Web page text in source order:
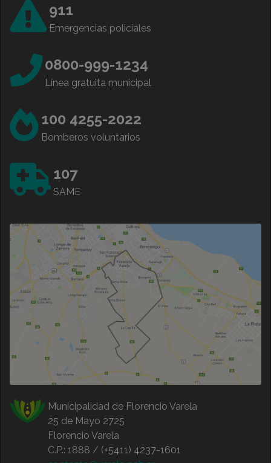
911
Emergencias policiales
0800-999-1234
Línea gratuita municipal
100 4255-2022
Bomberos voluntarios
107
SAME
Municipalidad de Florencio Varela
25 de Mayo 2725
Florencio Varela
C.P.: 1888 / (+5411) 4237-1601